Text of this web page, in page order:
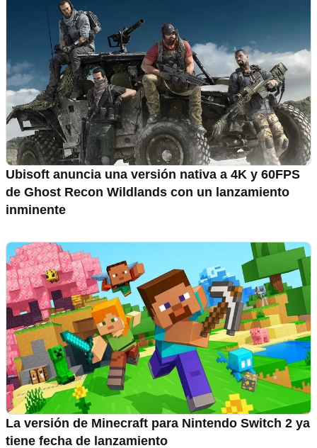
Ubisoft anuncia una versión nativa a 4K y 60FPS
de Ghost Recon Wildlands con un lanzamiento
inminente
La versión de Minecraft para Nintendo Switch 2 ya
tiene fecha de lanzamiento